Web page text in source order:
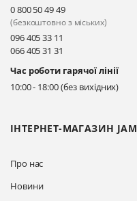
ІНТЕРНЕТ-МАГАЗИН JAM
Про нас
Новини
0 800 50 49 49
(безкоштовно з міських)
096 405 33 11
066 405 31 31
Час роботи гарячої лінії
10:00 - 18:00 (без вихідних)